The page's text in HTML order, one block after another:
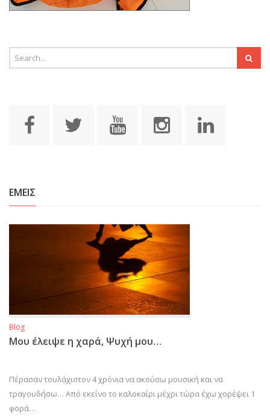
ΕΜΕΙΣ
Blog
Μου έλειψε η χαρά, Ψυχή μου…
Πέρασαν τουλάχιστον 4 χρόνια να ακούσω μουσική και να
τραγουδήσω… Από εκείνο το καλοκαίρι μέχρι τώρα έχω χορέψει 1
φορά…